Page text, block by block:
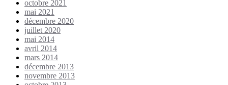
octobre 2021
mai 2021
décembre 2020
juillet 2020
mai 2014
avril 2014
mars 2014
décembre 2013
novembre 2013